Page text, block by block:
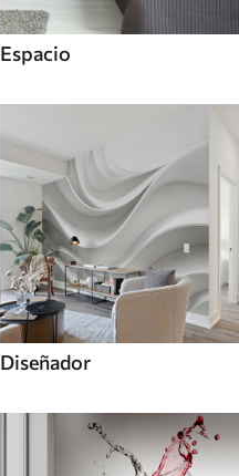
Espacio
Diseñador